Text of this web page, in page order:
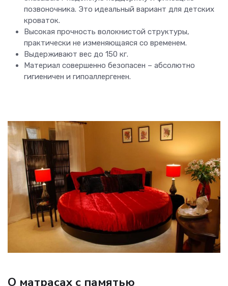
позвоночника. Это идеальный вариант для детских
кроваток.
Высокая прочность волокнистой структуры,
практически не изменяющаяся со временем.
Выдерживают вес до 150 кг.
Материал совершенно безопасен – абсолютно
гигиеничен и гипоаллергенен.
О матрасах с памятью